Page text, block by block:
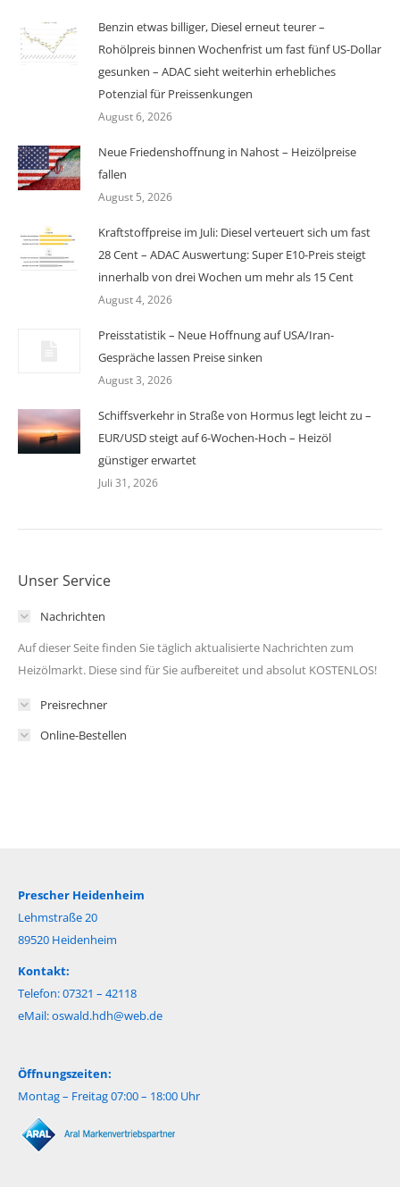
Benzin etwas billiger, Diesel erneut teurer –
Rohölpreis binnen Wochenfrist um fast fünf US-Dollar
gesunken – ADAC sieht weiterhin erhebliches
Potenzial für Preissenkungen
August 6, 2026
Neue Friedenshoffnung in Nahost – Heizölpreise
fallen
August 5, 2026
Kraftstoffpreise im Juli: Diesel verteuert sich um fast
28 Cent – ADAC Auswertung: Super E10-Preis steigt
innerhalb von drei Wochen um mehr als 15 Cent
August 4, 2026
Preisstatistik – Neue Hoffnung auf USA/Iran-
Gespräche lassen Preise sinken
August 3, 2026
Schiffsverkehr in Straße von Hormus legt leicht zu –
EUR/USD steigt auf 6-Wochen-Hoch – Heizöl
günstiger erwartet
Juli 31, 2026
Unser Service
Nachrichten
Auf dieser Seite finden Sie täglich aktualisierte Nachrichten zum
Heizölmarkt. Diese sind für Sie aufbereitet und absolut KOSTENLOS!
Preisrechner
Online-Bestellen
Prescher Heidenheim
Lehmstraße 20
89520 Heidenheim
Kontakt:
Telefon: 07321 – 42118
eMail:oswald.hdh@web.de
Öffnungszeiten:
Montag – Freitag 07:00 – 18:00 Uhr